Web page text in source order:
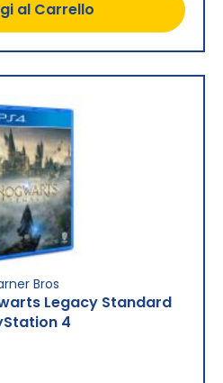
al Carrello
Bros
Legacy Standard
4